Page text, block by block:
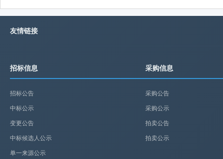
友情链接
招标信息
招标公告
中标公示
变更公告
中标候选人公示
单一来源公示
采购信息
采购公告
采购公示
拍卖公告
拍卖公示